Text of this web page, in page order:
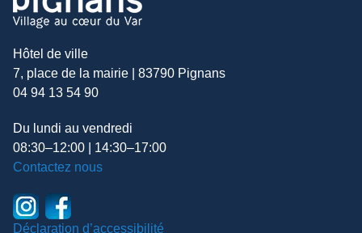
Hôtel de ville
7, place de la mairie | 83790 Pignans
04 94 13 54 90
Du lundi au vendredi
08:30–12:00 | 14:30–17:00
Contactez nous
Déclaration d’accessibilité